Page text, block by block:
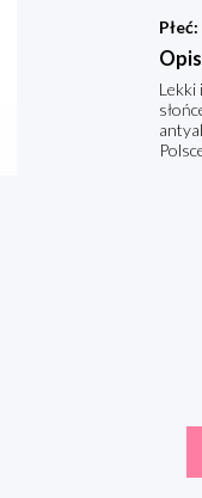
Płeć:
Lekki